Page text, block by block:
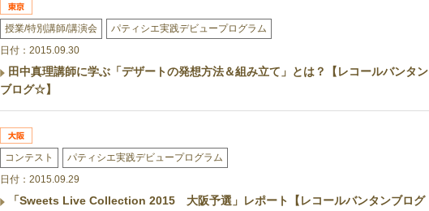
授業/特別講師/講演会
パティシエ実践デビュープログラム
日付：2015.09.30
田中真理講師に学ぶ「デザートの発想方法＆組み立て」とは？【レコールバンタン
ブログ☆】
コンテスト
パティシエ実践デビュープログラム
日付：2015.09.29
「Sweets Live Collection 2015 大阪予選」レポート【レコールバンタンブログ